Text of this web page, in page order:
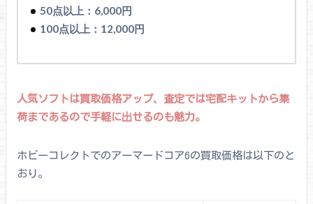
50点以上：6,000円
100点以上：12,000円
人気ソフトは買取価格アップ、査定では宅配キットから集
荷まであるので手軽に出せるのも魅力。
ホビーコレクトでのアーマードコア6の買取価格は以下のと
おり。